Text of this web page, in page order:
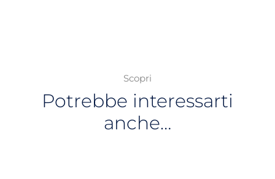
Scopri
Potrebbe interessarti
anche…